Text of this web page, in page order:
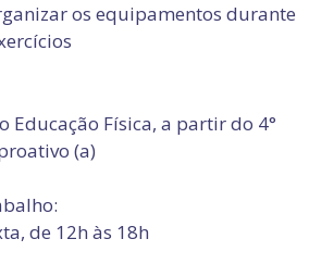
os equipamentos durante
Educação Física, a partir do 4°
(a)
de 12h às 18h